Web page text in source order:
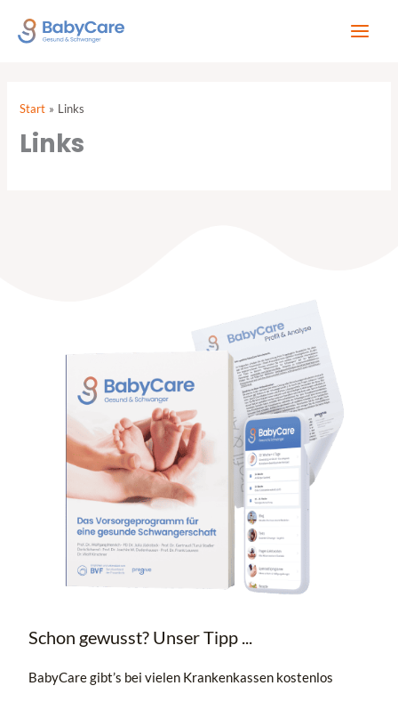
Inhalt
Start Links
Links
Schon gewusst? Unser Tipp ...
BabyCare gibt’s bei vielen Krankenkassen kostenlos